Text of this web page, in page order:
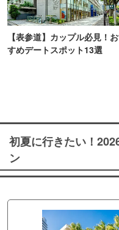
【表参道】カップル必見！
すめデートスポット13選
初夏に行きたい！
ン